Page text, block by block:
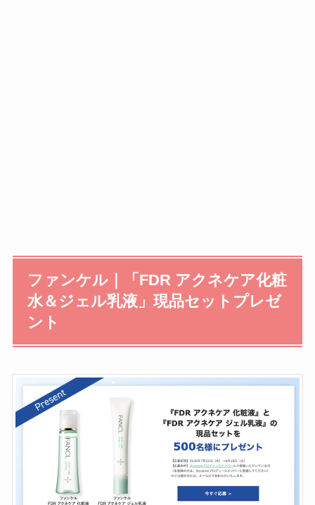
ファンケル｜「FDR アクネケア化粧
水＆ジェル乳液」現品セットプレゼ
ント